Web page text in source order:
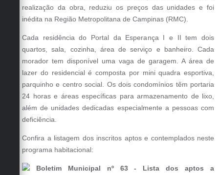
Carta de Serviços
Arquivos para Download
Contas Públicas
Legislação
Links Úteis
Serviços Online
realização da obra, reduziu os preços das unidades e foi
inédita na Região Metropolitana de Campinas (RMC).
Cada residência do Portal da Esperança I e II tem dois
quartos, sala, cozinha, área de serviço e banheiro. Cada
morador tem disponível uma vaga de garagem. A área de
lazer do residencial é composta por mini quadra esportiva,
parquinho e centro social. Os dois condomínios têm portaria
24 horas e áreas específicas para armazenamento de lixo,
além de unidades dedicadas especialmente a pessoas com
deficiência.
Confira a listagem dos inscritos aptos e contemplados neste
programa habitacional:
Boletim Municipal nº 63 - Lista dos aptos a